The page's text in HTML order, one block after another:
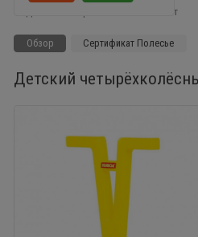
Детский четырёхколёсный самокат
Обзор Сертификат Полесье
Детский